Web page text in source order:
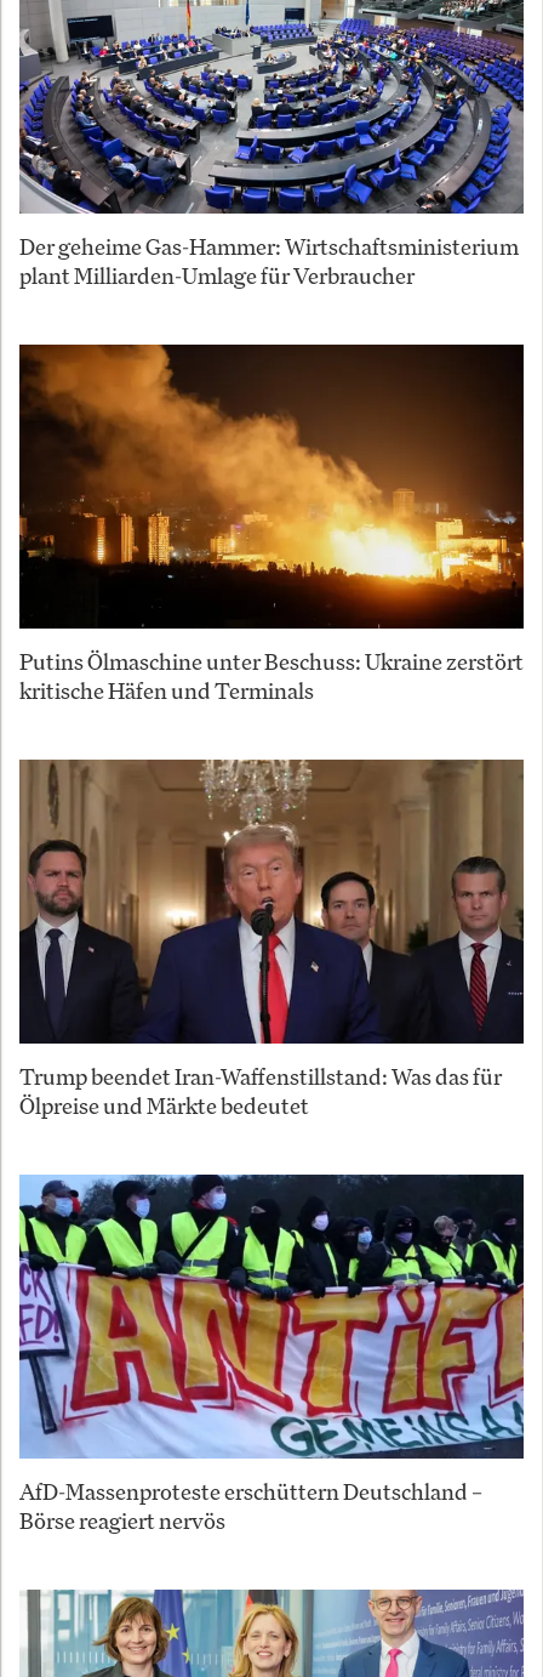
Der geheime Gas-Hammer: Wirtschaftsministerium
plant Milliarden-Umlage für Verbraucher
Putins Ölmaschine unter Beschuss: Ukraine zerstört
kritische Häfen und Terminals
Trump beendet Iran-Waffenstillstand: Was das für
Ölpreise und Märkte bedeutet
AfD-Massenproteste erschüttern Deutschland –
Börse reagiert nervös